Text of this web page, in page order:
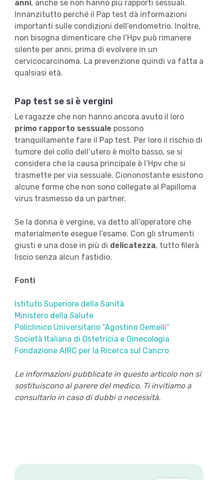
anni, anche se non hanno più rapporti sessuali.
Innanzitutto perché il Pap test dà informazioni
importanti sulle condizioni dell’endometrio. Inoltre,
non bisogna dimenticare che l’Hpv può rimanere
silente per anni, prima di evolvere in un
cervicocarcinoma. La prevenzione quindi va fatta a
qualsiasi età.
Pap test se si è vergini
Le ragazze che non hanno ancora avuto il loro
primo rapporto sessuale possono
tranquillamente fare il Pap test. Per loro il rischio di
tumore del collo dell’utero è molto basso, se si
considera che la causa principale è l’Hpv che si
trasmette per via sessuale. Ciononostante esistono
alcune forme che non sono collegate al Papilloma
virus trasmesso da un partner.
Se la donna è vergine, va detto all’operatore che
materialmente esegue l’esame. Con gli strumenti
giusti e una dose in più di delicatezza, tutto filerà
liscio senza alcun fastidio.
Fonti
Istituto Superiore della Sanità
Ministero della Salute
Policlinico Universitario “Agostino Gemelli”
Società Italiana di Ostetricia e Ginecologia
Fondazione AIRC per la Ricerca sul Cancro
Le informazioni pubblicate in questo articolo non si
sostituiscono al parere del medico. Ti invitiamo a
consultarlo in caso di dubbi o necessità.